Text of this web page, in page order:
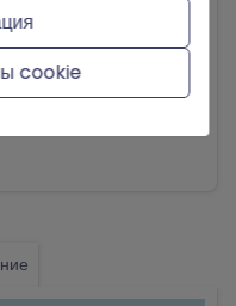
cookie